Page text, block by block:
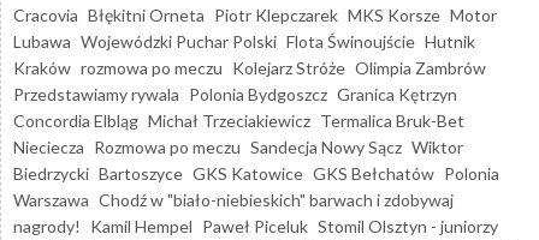
Cracovia Błękitni Orneta Piotr Klepczarek MKS Korsze Motor
Lubawa Wojewódzki Puchar Polski Flota Świnoujście Hutnik
Kraków rozmowa po meczu Kolejarz Stróże Olimpia Zambrów
Przedstawiamy rywala Polonia Bydgoszcz Granica Kętrzyn
Concordia Elbląg Michał Trzeciakiewicz Termalica Bruk-Bet
Nieciecza Rozmowa po meczu Sandecja Nowy Sącz Wiktor
Biedrzycki Bartoszyce GKS Katowice GKS Bełchatów Polonia
Warszawa Chodź w "biało-niebieskich" barwach i zdobywaj
nagrody!
Kamil Hempel Paweł Piceluk Stomil Olsztyn - juniorzy